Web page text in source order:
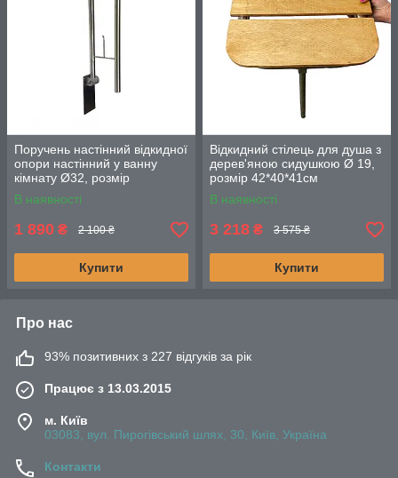
Поручень настінний відкидної
опори настінний у ванну
кімнату Ø32, розмір
73х23х11см.
В наявності
1 890 ₴ 2 100 ₴
Купити
Відкидний стілець для душа з
дерев'яною сидушкою Ø 19,
розмір 42*40*41см
В наявності
3 218 ₴ 3 575 ₴
Купити
Про нас
93% позитивних з 227 відгуків за рік
Працює з 13.03.2015
м. Київ
03083, вул. Пирогівський шлях, 30, Київ, Україна
Контакти